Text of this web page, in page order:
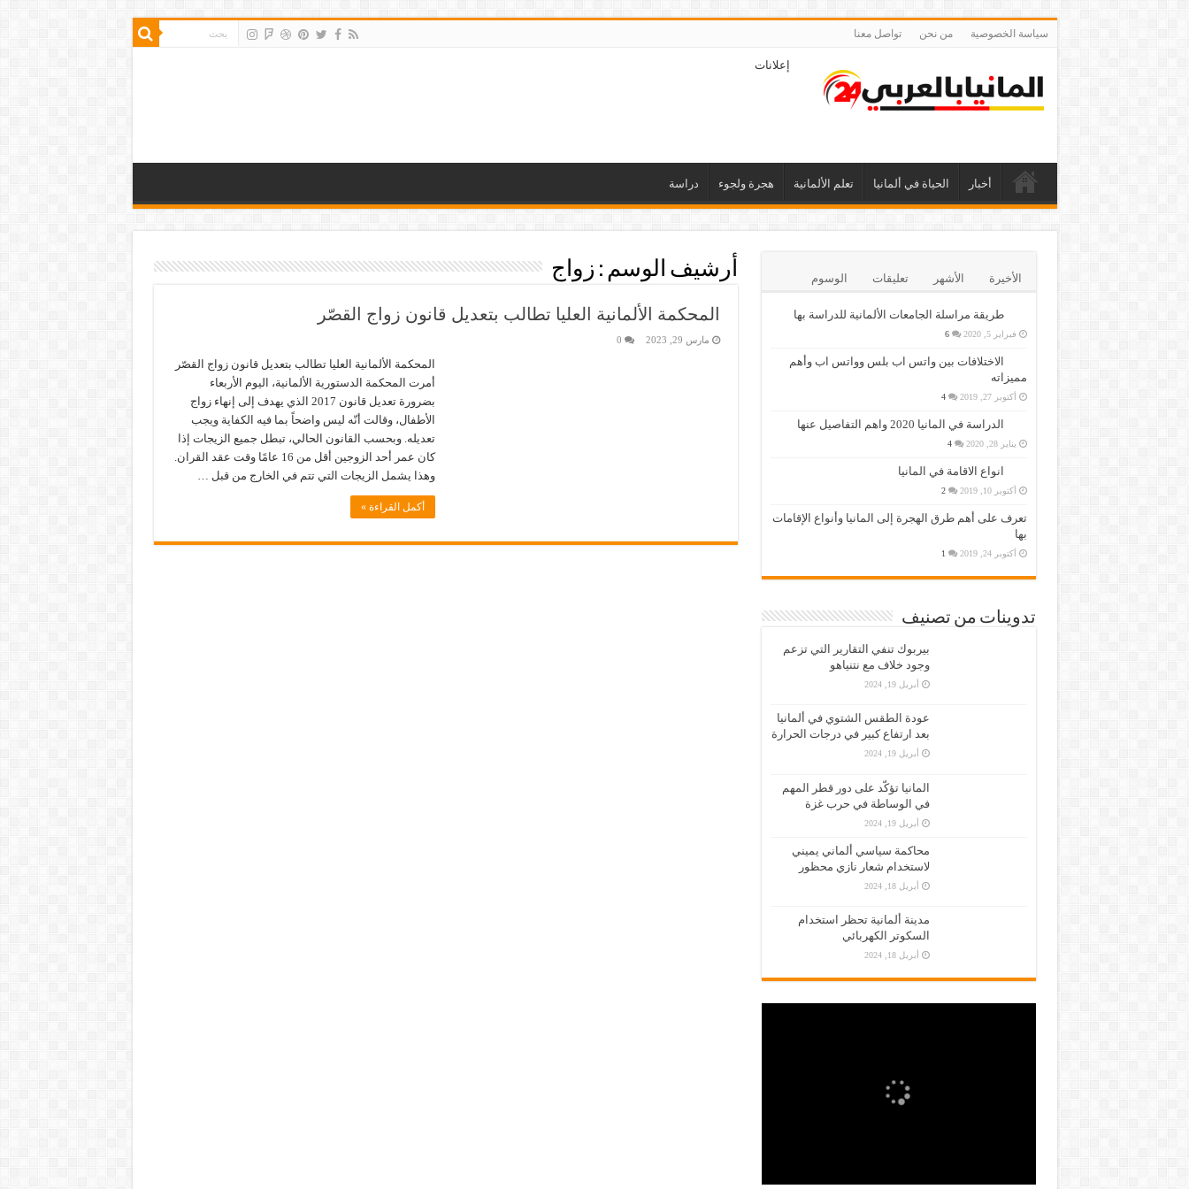
سياسة الخصوصية من نحن تواصل معنا
إعلانات
أخبار الحياة في ألمانيا تعلم الألمانية هجرة ولجوء دراسة
أرشيف الوسم : زواج
المحكمة الألمانية العليا تطالب بتعديل قانون زواج القصّر
مارس 29, 2023 0
المحكمة الألمانية العليا تطالب بتعديل قانون زواج القصّر
أمرت المحكمة الدستورية الألمانية، اليوم الأربعاء
بضرورة تعديل قانون 2017 الذي يهدف إلى إنهاء زواج
الأطفال، وقالت أنّه ليس واضحاً بما فيه الكفاية ويجب
تعديله. وبحسب القانون الحالي، تبطل جميع الزيجات إذا
كان عمر أحد الزوجين أقل من 16 عامًا وقت عقد القران.
وهذا يشمل الزيجات التي تتم في الخارج من قبل …
أكمل القراءة »
الأخيرة الأشهر تعليقات الوسوم
طريقة مراسلة الجامعات الألمانية للدراسة بها
فبراير 5, 2020 6
الاختلافات بين واتس اب بلس وواتس اب وأهم
مميزاته
أكتوبر 27, 2019 4
الدراسة في المانيا 2020 واهم التفاصيل عنها
يناير 28, 2020 4
انواع الاقامة في المانيا
أكتوبر 10, 2019 2
تعرف على أهم طرق الهجرة إلى المانيا وأنواع الإقامات
بها
أكتوبر 24, 2019 1
تدوينات من تصنيف
بيربوك تنفي التقارير التي تزعم
وجود خلاف مع نتنياهو
أبريل 19, 2024
عودة الطقس الشتوي في ألمانيا
بعد ارتفاع كبير في درجات الحرارة
أبريل 19, 2024
المانيا تؤكّد على دور قطر المهم
في الوساطة في حرب غزة
أبريل 19, 2024
محاكمة سياسي ألماني يميني
لاستخدام شعار نازي محظور
أبريل 18, 2024
مدينة ألمانية تحظر استخدام
السكوتر الكهربائي
أبريل 18, 2024